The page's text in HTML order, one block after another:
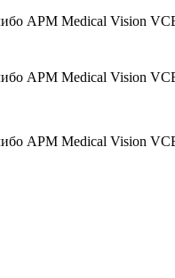
АРМ Medical Vision
АРМ Medical Vision
АРМ Medical Vision